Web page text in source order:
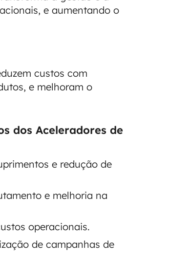
e aumentando o
custos com
e melhoram o
dos Aceleradores de
e redução de
e melhoria na
operacionais.
de campanhas de